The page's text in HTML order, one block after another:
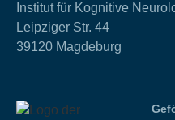
Institut für Kognitive
Leipziger Str. 44
39120 Magdeburg